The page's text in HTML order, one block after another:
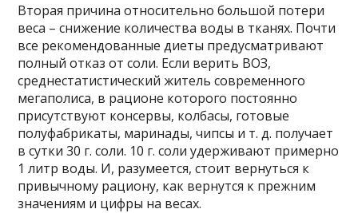
Вторая причина относительно большой потери
веса – снижение количества воды в тканях. Почти
все рекомендованные диеты предусматривают
полный отказ от соли. Если верить ВОЗ,
среднестатистический житель современного
мегаполиса, в рационе которого постоянно
присутствуют консервы, колбасы, готовые
полуфабрикаты, маринады, чипсы и т. д. получает
в сутки 30 г. соли. 10 г. соли удерживают примерно
1 литр воды. И, разумеется, стоит вернуться к
привычному рациону, как вернутся к прежним
значениям и цифры на весах.